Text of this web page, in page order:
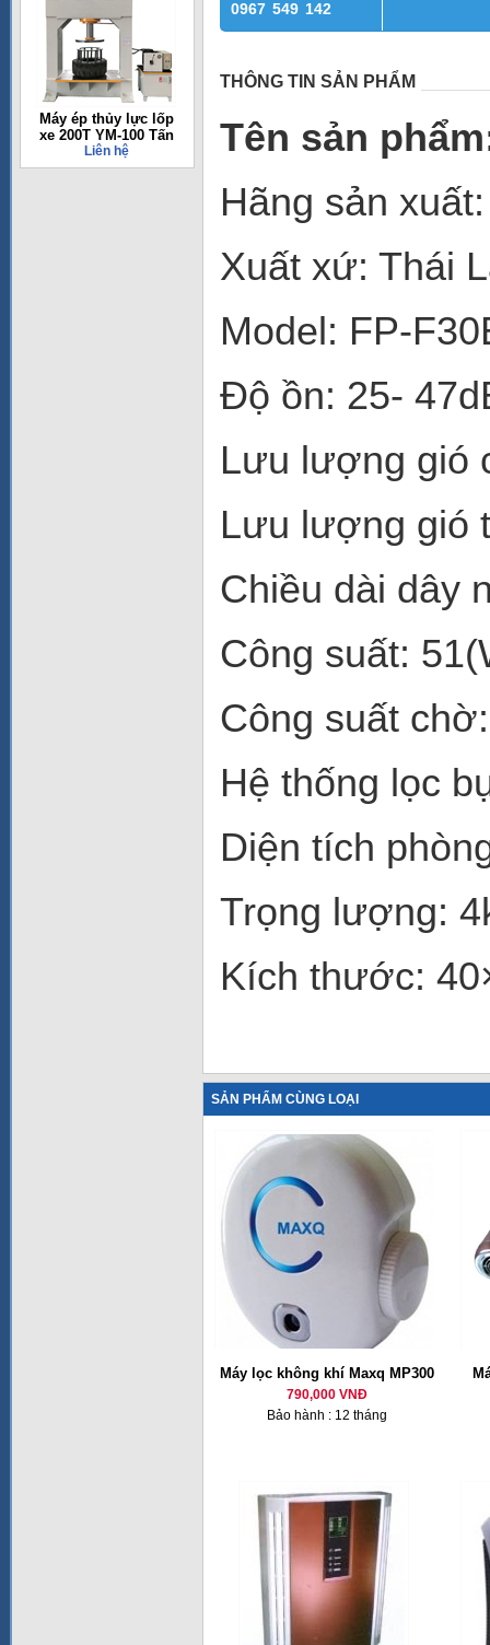
Máy ép thủy lực lốp
xe 200T YM-100 Tấn
Liên hệ
0967 549 142
THÔNG TIN SẢN PHẨM
Tên sản
Hãng sản
Xuất xứ: Thái
Model: FP-
Độ ồn: 25-
Lưu lượng gió
Lưu lượng gió
Chiều dài dây
Công suất:
Công suất
Hệ thống lọc
Diện tích
Trọng lượng:
Kích thước:
SẢN PHẨM CÙNG LOẠI
Máy lọc không khí Maxq MP300
790,000 VNĐ
Bảo hành : 12 tháng